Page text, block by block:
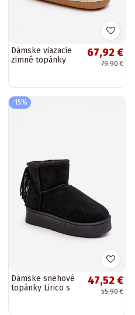
Dámske viazacie
zimné topánky
67,92 €
79,90 €
-15%
Dámske snehové
topánky Lirico s
47,52 €
55,90 €